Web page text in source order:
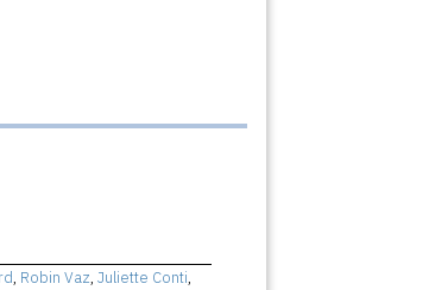
, Robin Vaz, Juliette Conti,